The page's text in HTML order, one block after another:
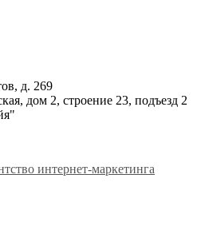
д. 269
дом 2, строение 23, подъезд 2
интернет-маркетинга